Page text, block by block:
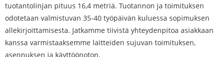
tuotantolinjan pituus 16,4 metriä. Tuotannon ja toimituksen
odotetaan valmistuvan 35-40 työpäivän kuluessa sopimuksen
allekirjoittamisesta. Jatkamme tiivistä yhteydenpitoa asiakkaan
kanssa varmistaaksemme laitteiden sujuvan toimituksen,
asennuksen ja käyttöönoton.